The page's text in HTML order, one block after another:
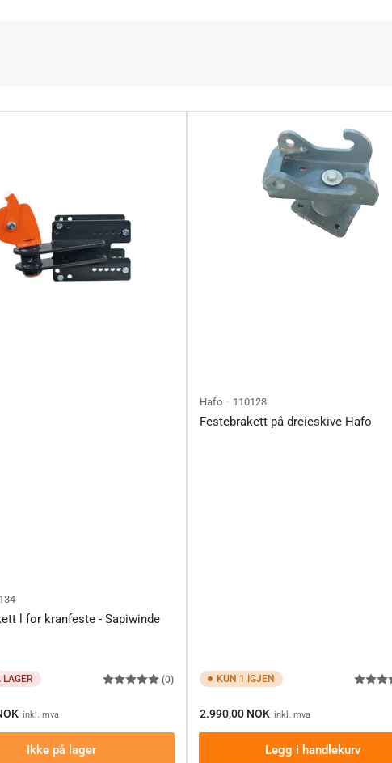
l for kranfeste - Sapiwinde
LAGER (0)
inkl. mva
Ikke på lager
Hafo 110128
Festebrakett på dreieskive Hafo
KUN 1 IGJEN
Ordinærpis
2.990,00 NOK inkl. mva
Legg i handlekurv